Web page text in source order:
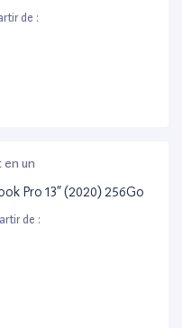
de :
en un
Pro 13” (2020) 256Go
de :